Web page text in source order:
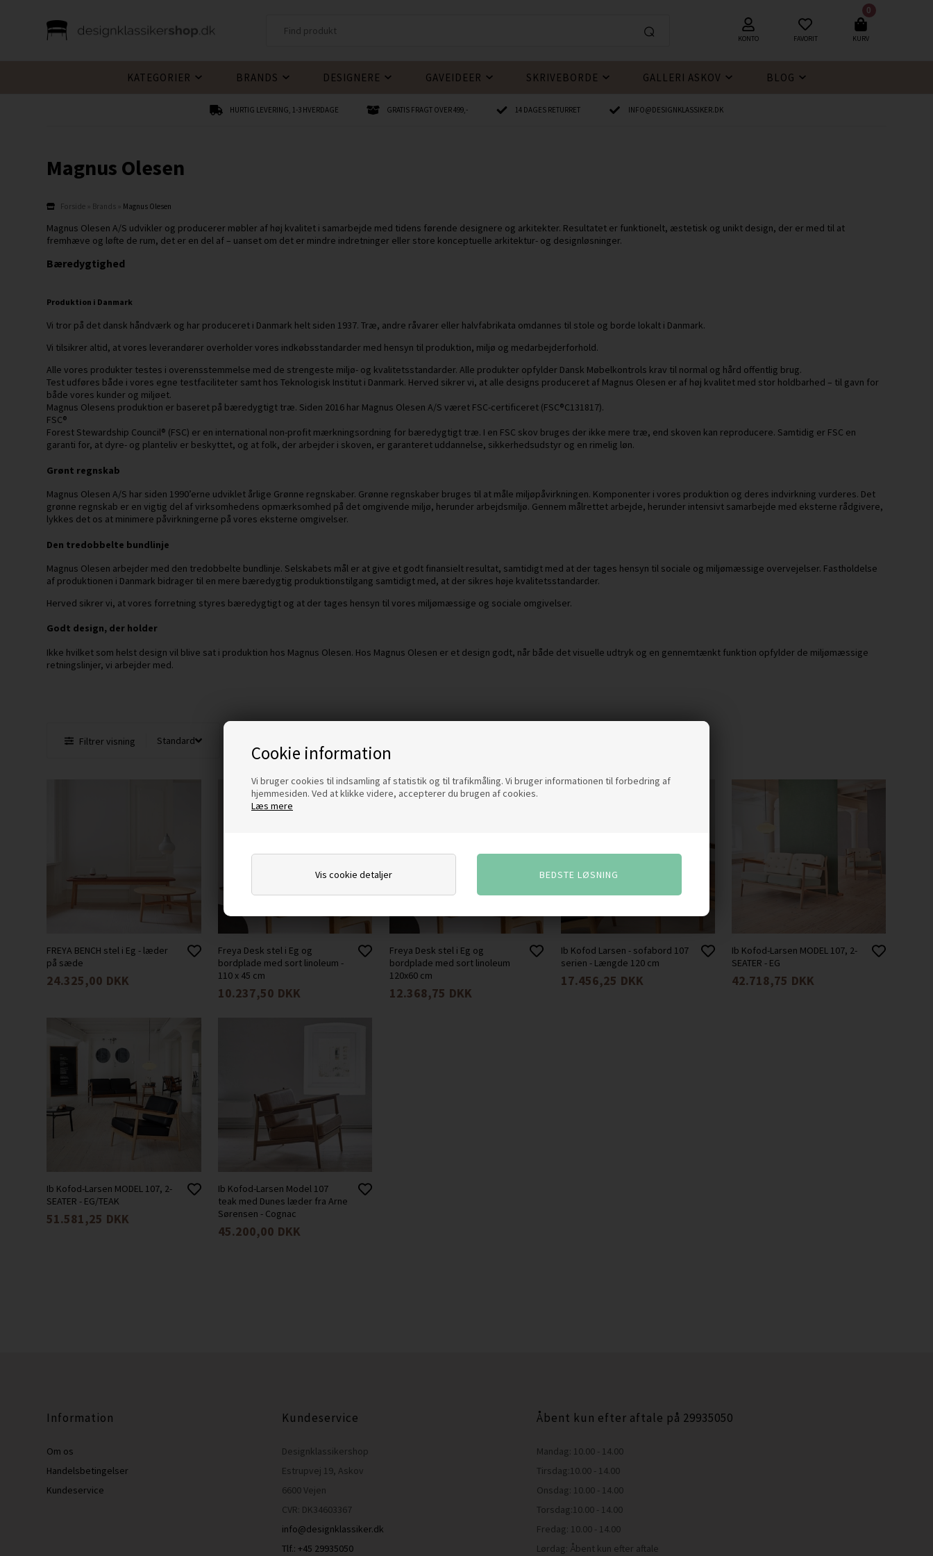
Cookie information
Vi bruger cookies til indsamling af statistik og til trafikmåling. Vi bruger informationen til forbedring af
hjemmesiden. Ved at klikke videre, accepterer du brugen af cookies.
Læs mere
Vis cookie detaljer
KONTO FAVORIT
0
KURV
KATEGORIER BRANDS DESIGNERE GAVEIDEER SKRIVEBORDE GALLERI ASKOV BLOG
HURTIG LEVERING, 1-3 HVERDAGE GRATIS FRAGT OVER 499,- 14 DAGES RETURRET INFO@DESIGNKLASSIKER.DK
Magnus Olesen
Forside Brands Magnus Olesen
Magnus Olesen A/S udvikler og producerer møbler af høj kvalitet i samarbejde med tidens førende designere og arkitekter. Resultatet er funktionelt, æstetisk og unikt design, der er med til at
fremhæve og løfte de rum, det er en del af – uanset om det er mindre indretninger eller store konceptuelle arkitektur- og designløsninger.
Bæredygtighed
Produktion i Danmark
Vi tror på det dansk håndværk og har produceret i Danmark helt siden 1937. Træ, andre råvarer eller halvfabrikata omdannes til stole og borde lokalt i Danmark.
Vi tilsikrer altid, at vores leverandører overholder vores indkøbsstandarder med hensyn til produktion, miljø og medarbejderforhold.
Alle vores produkter testes i overensstemmelse med de strengeste miljø- og kvalitetsstandarder. Alle produkter opfylder Dansk Møbelkontrols krav til normal og hård offentlig brug.
Test udføres både i vores egne testfaciliteter samt hos Teknologisk Institut i Danmark. Herved sikrer vi, at alle designs produceret af Magnus Olesen er af høj kvalitet med stor holdbarhed – til gavn for
både vores kunder og miljøet.
Magnus Olesens produktion er baseret på bæredygtigt træ. Siden 2016 har Magnus Olesen A/S været FSC-certificeret (FSC®C131817).
FSC®
Forest Stewardship Council® (FSC) er en international non-profit mærkningsordning for bæredygtigt træ. I en FSC skov bruges der ikke mere træ, end skoven kan reproducere. Samtidig er FSC en
garanti for, at dyre- og planteliv er beskyttet, og at folk, der arbejder i skoven, er garanteret uddannelse, sikkerhedsudstyr og en rimelig løn.
Grønt regnskab
Magnus Olesen A/S har siden 1990’erne udviklet årlige Grønne regnskaber. Grønne regnskaber bruges til at måle miljøpåvirkningen. Komponenter i vores produktion og deres indvirkning vurderes. Det
grønne regnskab er en vigtig del af virksomhedens opmærksomhed på det omgivende miljø, herunder arbejdsmiljø. Gennem målrettet arbejde, herunder intensivt samarbejde med eksterne rådgivere,
lykkes det os at minimere påvirkningerne på vores eksterne omgivelser.
Den tredobbelte bundlinje
Magnus Olesen arbejder med den tredobbelte bundlinje. Selskabets mål er at give et godt finansielt resultat, samtidigt med at der tages hensyn til sociale og miljømæssige overvejelser. Fastholdelse
af produktionen i Danmark bidrager til en mere bæredygtig produktionstilgang samtidigt med, at der sikres høje kvalitetsstandarder.
Herved sikrer vi, at vores forretning styres bæredygtigt og at der tages hensyn til vores miljømæssige og sociale omgivelser.
Godt design, der holder
Ikke hvilket som helst design vil blive sat i produktion hos Magnus Olesen. Hos Magnus Olesen er et design godt, når både det visuelle udtryk og en gennemtænkt funktion opfylder de miljømæssige
retningslinjer, vi arbejder med.
Filtrer visning
FREYA BENCH stel i Eg - læder
på sæde
24.325,00 DKK
Freya Desk stel i Eg og
bordplade med sort linoleum -
110 x 45 cm
10.237,50 DKK
Freya Desk stel i Eg og
bordplade med sort linoleum
120x60 cm
12.368,75 DKK
Ib Kofod Larsen - sofabord 107
serien - Længde 120 cm
17.456,25 DKK
Ib Kofod-Larsen MODEL 107, 2-
SEATER - EG
42.718,75 DKK
Ib Kofod-Larsen MODEL 107, 2-
SEATER - EG/TEAK
51.581,25 DKK
Ib Kofod-Larsen Model 107
teak med Dunes læder fra Arne
Sørensen - Cognac
45.200,00 DKK
Information
Om os
Handelsbetingelser
Kundeservice
Kundeservice
Designklassikershop
Estrupvej 19, Askov
6600 Vejen
CVR: DK34603367
info@designklassiker.dk
Tlf.: +45 29935050
Åbent kun efter aftale på 29935050
Mandag: 10.00 - 14.00
Tirsdag:10.00 - 14.00
Onsdag: 10.00 - 14.00
Torsdag:10.00 - 14.00
Fredag: 10.00 - 14.00
Lørdag: Åbent kun efter aftale